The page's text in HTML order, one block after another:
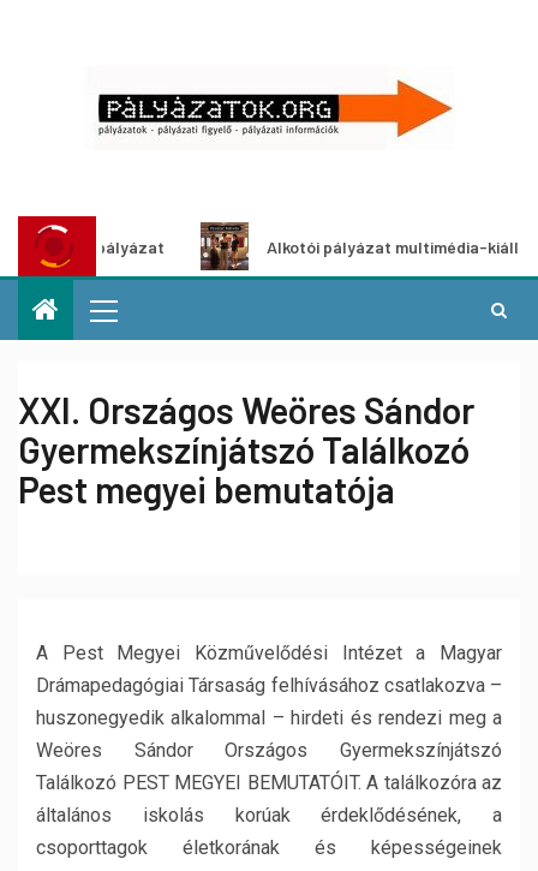
Alkotói pályázat multimédia-kiállításhoz
XXI. Országos Weöres Sándor
Gyermekszínjátszó Találkozó
Pest megyei bemutatója
A Pest Megyei Közművelődési Intézet a Magyar
Drámapedagógiai Társaság felhívásához csatlakozva –
huszonegyedik alkalommal – hirdeti és rendezi meg a
Weöres Sándor Országos Gyermekszínjátszó
Találkozó PEST MEGYEI BEMUTATÓIT. A találkozóra az
általános iskolás korúak érdeklődésének, a
csoporttagok életkorának és képességeinek